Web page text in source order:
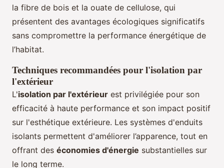
la fibre de bois et la ouate de cellulose, qui
présentent des avantages écologiques significatifs
sans compromettre la performance énergétique de
l’habitat.
Techniques recommandées pour l'isolation par
l'extérieur
L'isolation par l'extérieur est privilégiée pour son
efficacité à haute performance et son impact positif
sur l'esthétique extérieure. Les systèmes d'enduits
isolants permettent d'améliorer l’apparence, tout en
offrant des économies d'énergie substantielles sur
le long terme.